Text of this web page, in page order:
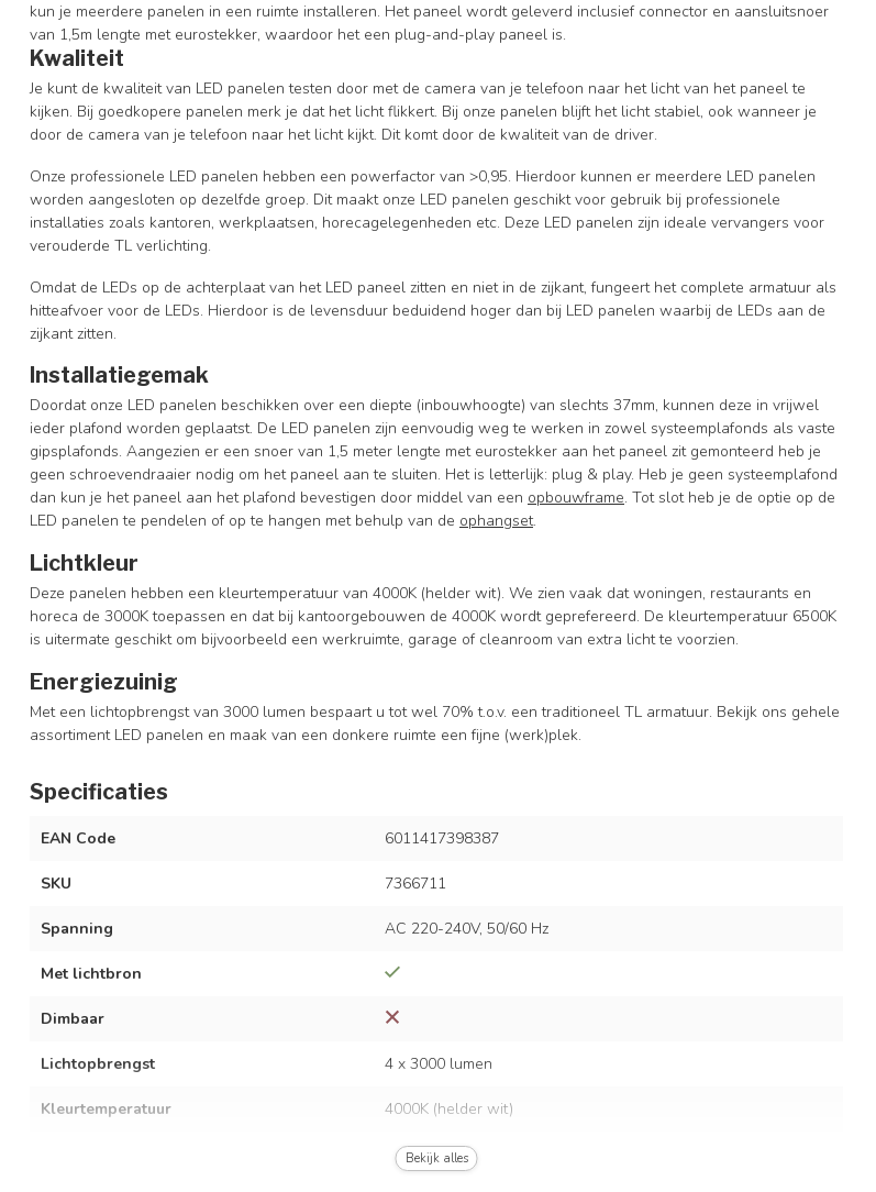
kun je meerdere panelen in een ruimte installeren. Het paneel wordt geleverd inclusief connector en aansluitsnoer
van 1,5m lengte met eurostekker, waardoor het een plug-and-play paneel is.
Kwaliteit
Je kunt de kwaliteit van LED panelen testen door met de camera van je telefoon naar het licht van het paneel te
kijken. Bij goedkopere panelen merk je dat het licht flikkert. Bij onze panelen blijft het licht stabiel, ook wanneer je
door de camera van je telefoon naar het licht kijkt. Dit komt door de kwaliteit van de driver.
Onze professionele LED panelen hebben een powerfactor van >0,95. Hierdoor kunnen er meerdere LED panelen
worden aangesloten op dezelfde groep. Dit maakt onze LED panelen geschikt voor gebruik bij professionele
installaties zoals kantoren, werkplaatsen, horecagelegenheden etc. Deze LED panelen zijn ideale vervangers voor
verouderde TL verlichting.
Omdat de LEDs op de achterplaat van het LED paneel zitten en niet in de zijkant, fungeert het complete armatuur als
hitteafvoer voor de LEDs. Hierdoor is de levensduur beduidend hoger dan bij LED panelen waarbij de LEDs aan de
zijkant zitten.
Installatiegemak
Doordat onze LED panelen beschikken over een diepte (inbouwhoogte) van slechts 37mm, kunnen deze in vrijwel
ieder plafond worden geplaatst. De LED panelen zijn eenvoudig weg te werken in zowel systeemplafonds als vaste
gipsplafonds. Aangezien er een snoer van 1,5 meter lengte met eurostekker aan het paneel zit gemonteerd heb je
geen schroevendraaier nodig om het paneel aan te sluiten. Het is letterlijk: plug & play. Heb je geen systeemplafond
dan kun je het paneel aan het plafond bevestigen door middel van een opbouwframe. Tot slot heb je de optie op de
LED panelen te pendelen of op te hangen met behulp van de ophangset.
Lichtkleur
Deze panelen hebben een kleurtemperatuur van 4000K (helder wit). We zien vaak dat woningen, restaurants en
horeca de 3000K toepassen en dat bij kantoorgebouwen de 4000K wordt geprefereerd. De kleurtemperatuur 6500K
is uitermate geschikt om bijvoorbeeld een werkruimte, garage of cleanroom van extra licht te voorzien.
Energiezuinig
Met een lichtopbrengst van 3000 lumen bespaart u tot wel 70% t.o.v. een traditioneel TL armatuur. Bekijk ons gehele
assortiment LED panelen en maak van een donkere ruimte een fijne (werk)plek.
Specificaties
EAN Code 6011417398387
SKU 7366711
Spanning AC 220-240V, 50/60 Hz
Met lichtbron
Dimbaar
Lichtopbrengst 4 x 3000 lumen
Kleurtemperatuur 4000K (helder wit)
4 x 24W
Bekijk alles